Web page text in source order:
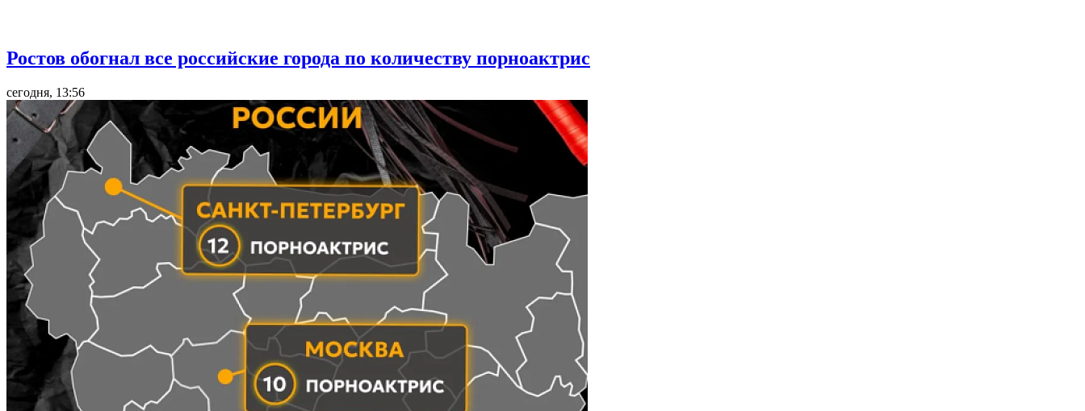
Ростов обогнал все российские города по количеству порноактрис
сегодня, 13:56